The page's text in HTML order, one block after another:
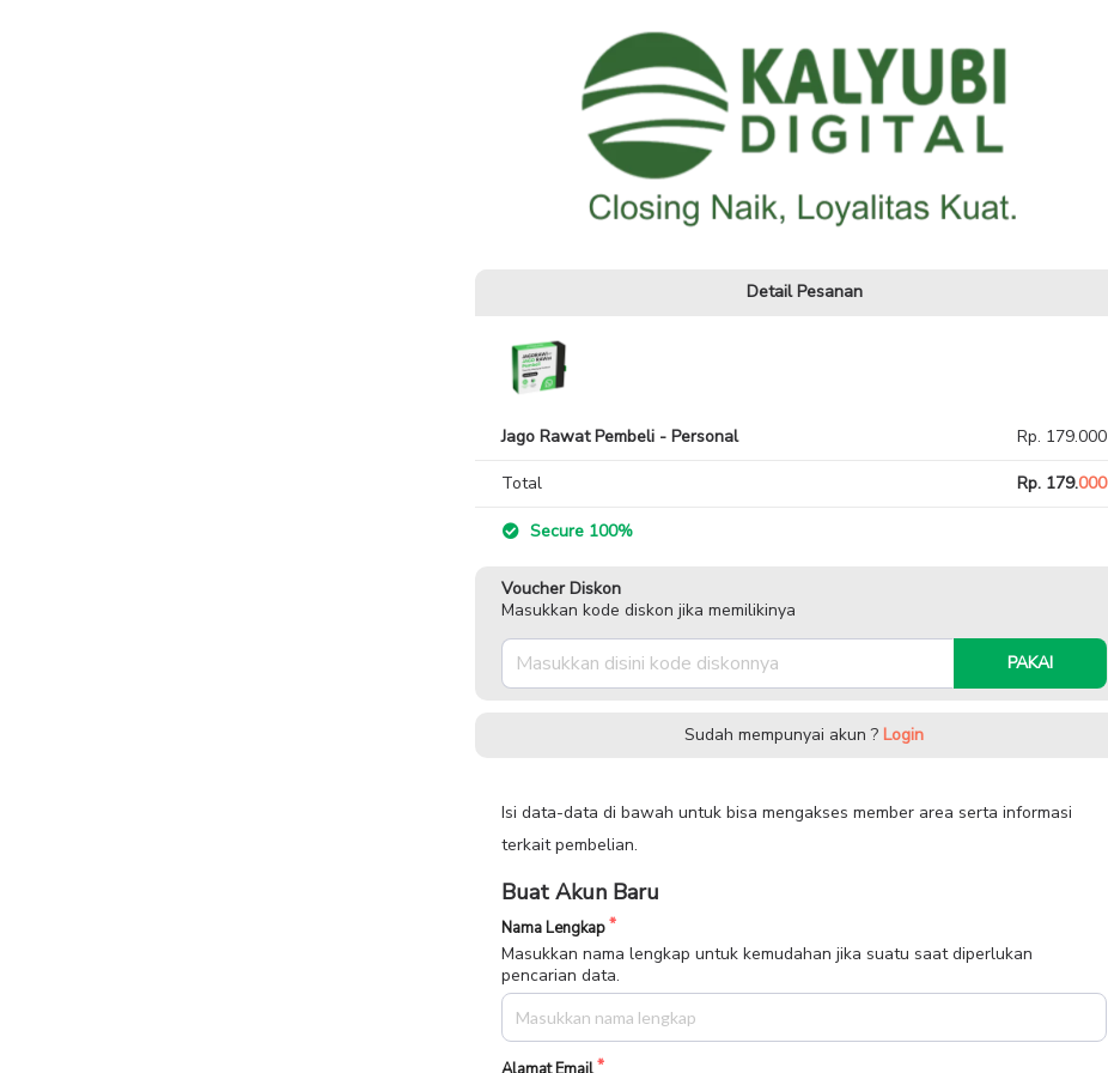
Detail Pesanan
Jago Rawat Pembeli - Personal Rp. 179.000
Total Rp. 179.000
Secure 100%
Voucher Diskon
Masukkan kode diskon jika memilikinya
PAKAI
Sudah mempunyai akun ? Login
Isi data-data di bawah untuk bisa mengakses member area serta informasi
terkait pembelian.
Buat Akun Baru
Nama Lengkap
Masukkan nama lengkap untuk kemudahan jika suatu saat diperlukan
pencarian data.